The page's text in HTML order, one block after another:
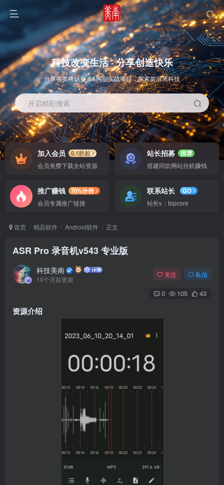
OS教程 SOFT教程
Linux软件
科技改变生活 · 分享创造快乐
分享各类稀缺资源&网创实战项目，探索前沿黑科技
开启精彩搜索
加入会员
0.1折起
会员免费下载全站资源
站长招募
推荐
搭建同款网站挂机赚钱
推广赚钱
70%分佣
会员专属推广链接
联系站长
GO
站长v：topcore
首页 精品软件 Android软件 正文
ASR Pro 录音机v543 专业版
科技美南
10个月前更新
关注 私信
0 105 43
资源介绍